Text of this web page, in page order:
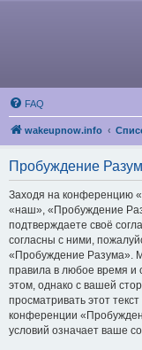
FAQ
wakeupnow.info
Пробуждение
Заходя на конференцию
«наш», «Пробуждение
подтверждаете своё
согласны с ними,
«Пробуждение Разума».
правила в любое время и
этом, однако с вашей
просматривать этот
конференции
условий означает ваше